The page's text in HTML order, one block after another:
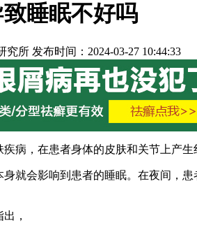
睡眠不好吗
所 发布时间：2024-03-27 10:44:33
病，在患者身体的皮肤和关节上产
就会影响到患者的睡眠。在夜间，
出，